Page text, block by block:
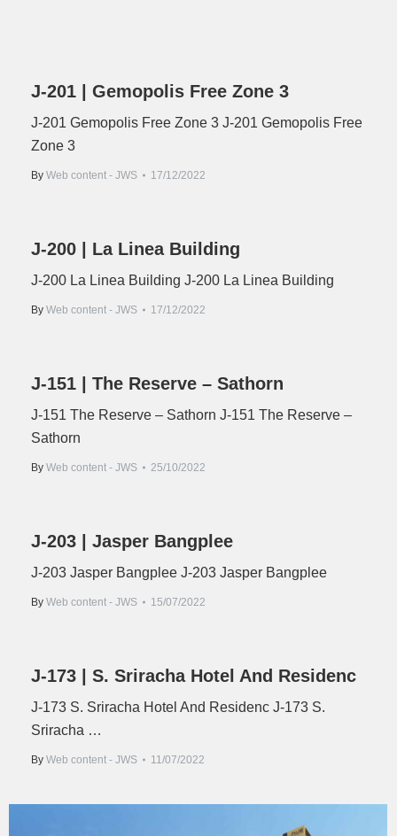
J-201 | Gemopolis Free Zone 3
J-201 Gemopolis Free Zone 3 J-201 Gemopolis Free
Zone 3
By Web content - JWS 17/12/2022
J-200 | La Linea Building
J-200 La Linea Building J-200 La Linea Building
By Web content - JWS 17/12/2022
J-151 | The Reserve – Sathorn
J-151 The Reserve – Sathorn J-151 The Reserve –
Sathorn
By Web content - JWS 25/10/2022
J-203 | Jasper Bangplee
J-203 Jasper Bangplee J-203 Jasper Bangplee
By Web content - JWS 15/07/2022
J-173 | S. Sriracha Hotel And Residenc
J-173 S. Sriracha Hotel And Residenc J-173 S.
Sriracha …
By Web content - JWS 11/07/2022